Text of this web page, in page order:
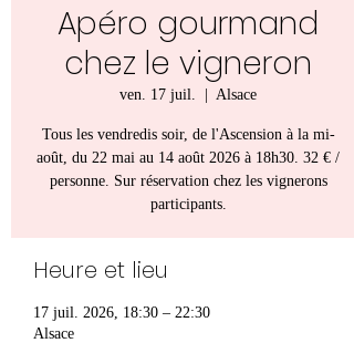
Apéro gourmand
chez le vigneron
ven. 17 juil.
  |
Alsace
Tous les vendredis soir, de l'Ascension à la mi-
août, du 22 mai au 14 août 2026 à 18h30. 32 € /
personne. Sur réservation chez les vignerons
participants.
Heure et lieu
17 juil. 2026, 18:30 – 22:30
Alsace